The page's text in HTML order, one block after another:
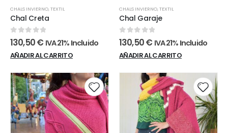
CHALS INVIERNO,TEXTIL
Chal Creta
0out of 5
130,50€ IVA 21% Incluido
AÑADIR AL CARRITO
CHALS INVIERNO,TEXTIL
Chal Garaje
0out of 5
130,50€ IVA 21% Incluido
AÑADIR AL CARRITO